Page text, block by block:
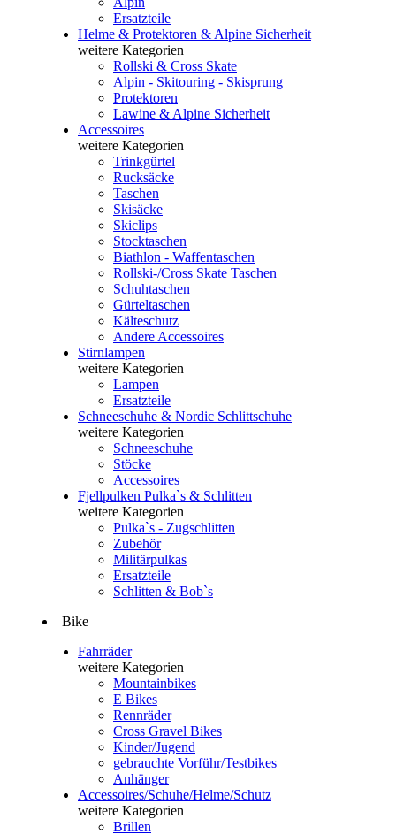
Ersatzteile
Helme & Protektoren & Alpine Sicherheit
weitere Kategorien
Rollski & Cross Skate
Alpin - Skitouring - Skisprung
Protektoren
Lawine & Alpine Sicherheit
Accessoires
weitere Kategorien
Trinkgürtel
Rucksäcke
Taschen
Skisäcke
Skiclips
Stocktaschen
Biathlon - Waffentaschen
Rollski-/Cross Skate Taschen
Schuhtaschen
Gürteltaschen
Kälteschutz
Andere Accessoires
Stirnlampen
weitere Kategorien
Lampen
Ersatzteile
Schneeschuhe & Nordic Schlittschuhe
weitere Kategorien
Schneeschuhe
Stöcke
Accessoires
Fjellpulken Pulka`s & Schlitten
weitere Kategorien
Pulka`s - Zugschlitten
Zubehör
Militärpulkas
Ersatzteile
Schlitten & Bob`s
Bike
Fahrräder
weitere Kategorien
Mountainbikes
E Bikes
Rennräder
Cross Gravel Bikes
Kinder/Jugend
gebrauchte Vorführ/Testbikes
Anhänger
Accessoires/Schuhe/Helme/Schutz
weitere Kategorien
Brillen